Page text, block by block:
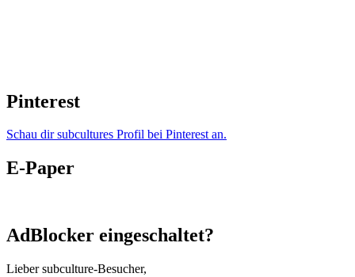
Pinterest
Schau dir subcultures Profil bei Pinterest an.
E-Paper
AdBlocker eingeschaltet?
Lieber subculture-Besucher,